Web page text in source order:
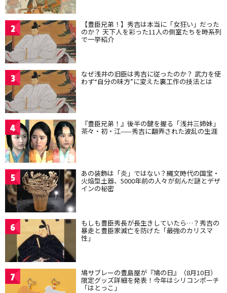
2 【豊臣兄弟！】秀吉は本当に「女狂い」だった
のか？ 天下人を彩った11人の側室たちを時系列
で一挙紹介
3 なぜ浅井の旧臣は秀吉に従ったのか？ 武力を使
わず“自分の味方”に変えた裏工作の技法とは
4 『豊臣兄弟！』後半の鍵を握る「浅井三姉妹」
茶々・初・江——秀吉に翻弄された波乱の生涯
5 あの装飾は「炎」ではない？縄文時代の国宝・
火焔型土器、5000年前の人々が刻んだ謎とデザ
インの秘密
6 もしも豊臣秀長が長生きしていたら…？秀吉の
暴走と豊臣家滅亡を防げた「最強のカリスマ
性」
7 鳩サブレーの豊島屋が『鳩の日』（8月10日）
限定グッズ詳細を発表！今年はシリコンポーチ
「はとっこ」